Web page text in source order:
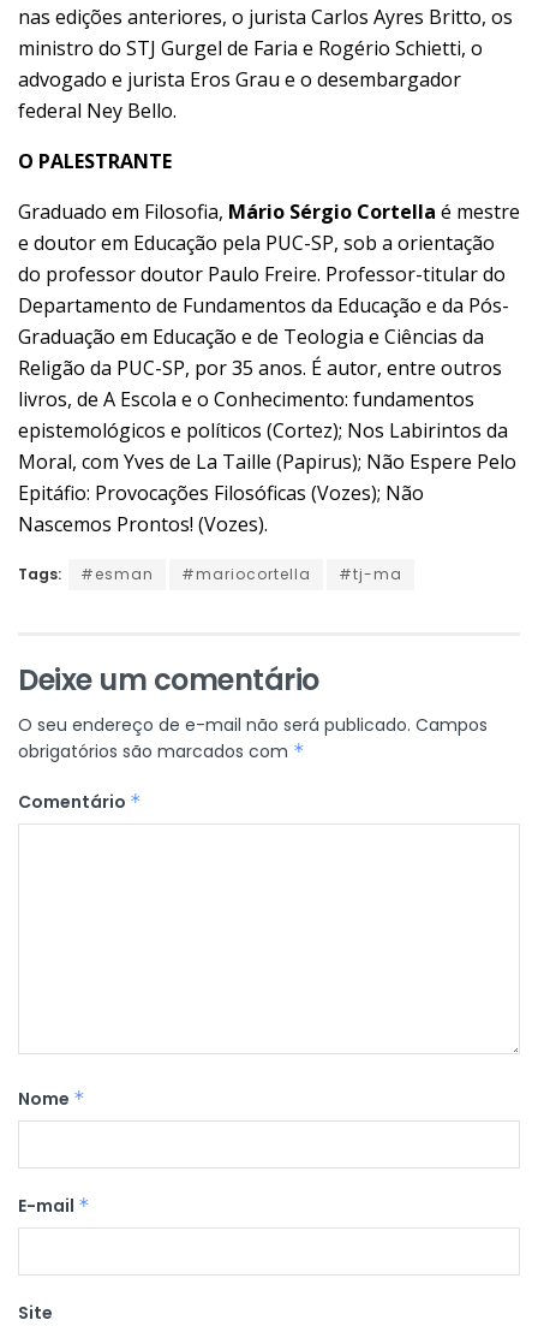
nas edições anteriores, o jurista Carlos Ayres Britto, os
ministro do STJ Gurgel de Faria e Rogério Schietti, o
advogado e jurista Eros Grau e o desembargador
federal Ney Bello.
O PALESTRANTE
Graduado em Filosofia, Mário Sérgio Cortella é mestre
e doutor em Educação pela PUC-SP, sob a orientação
do professor doutor Paulo Freire. Professor-titular do
Departamento de Fundamentos da Educação e da Pós-
Graduação em Educação e de Teologia e Ciências da
Religão da PUC-SP, por 35 anos. É autor, entre outros
livros, de A Escola e o Conhecimento: fundamentos
epistemológicos e políticos (Cortez); Nos Labirintos da
Moral, com Yves de La Taille (Papirus); Não Espere Pelo
Epitáfio: Provocações Filosóficas (Vozes); Não
Nascemos Prontos! (Vozes).
Tags: #esman #mariocortella #tj-ma
Deixe um comentário
O seu endereço de e-mail não será publicado. Campos
obrigatórios são marcados com *
Comentário *
Nome *
E-mail *
Site